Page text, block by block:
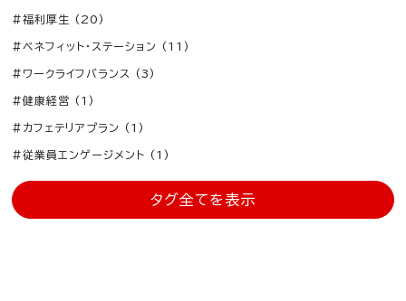
#福利厚生 (20)
#ベネフィット・ステーション (11)
#ワークライフバランス (3)
#健康経営 (1)
#カフェテリアプラン (1)
#従業員エンゲージメント (1)
タグ全てを表示